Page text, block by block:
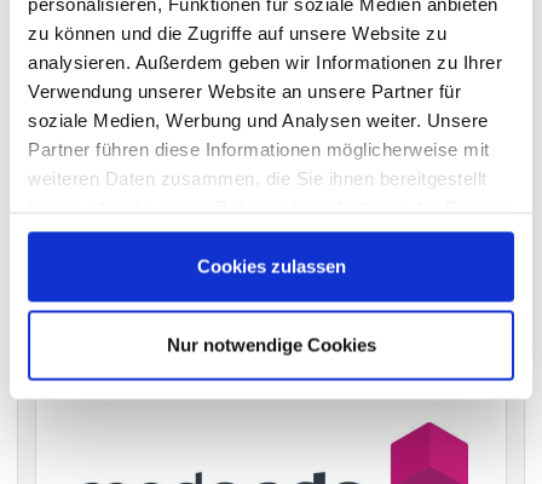
zu können und die Zugriffe auf unsere Website zu
analysieren. Außerdem geben wir Informationen zu Ihrer
Verwendung unserer Website an unsere Partner für
soziale Medien, Werbung und Analysen weiter. Unsere
Partner führen diese Informationen möglicherweise mit
weiteren Daten zusammen, die Sie ihnen bereitgestellt
gesammelt haben.
Cookies zulassen
Nur notwendige Cookies
wichtigen Hauptversammlungen in Deutschland.
VERGANGENE HAUPTVERSAMMLUNGSTERMINE
archiv.hauptversammlung.de
Die nächsten Termine